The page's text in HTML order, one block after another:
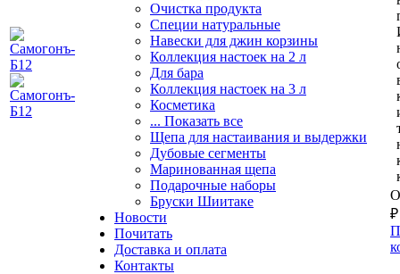
Очистка продукта
Специи натуральные
Навески для джин корзины
Коллекция настоек на 2 л
Для бара
Коллекция настоек на 3 л
Косметика
... Показать все
Щепа для настаивания и выдержки
Дубовые сегменты
Маринованная щепа
Подарочные наборы
Бруски Шиитаке
Новости
Почитать
Доставка и оплата
Контакты
₽